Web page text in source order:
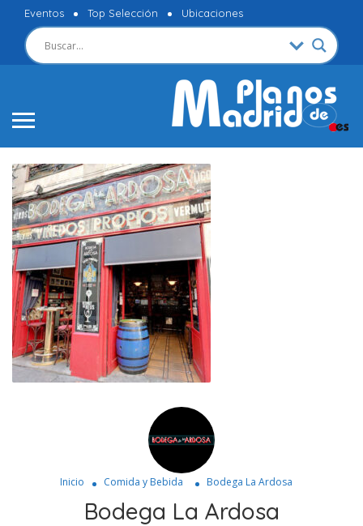
Eventos Top Selección Ubicaciones
Inicio Comida y Bebida Bodega La Ardosa
Bodega La Ardosa